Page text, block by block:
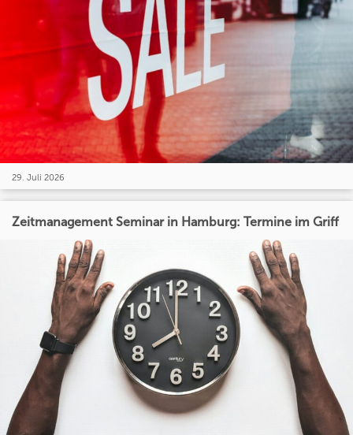
29. Juli 2026
Zeitmanagement Seminar in Hamburg: Termine im Griff